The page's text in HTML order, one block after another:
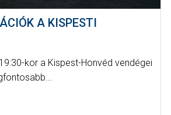
A KISPESTI
kor a Kispest-Honvéd vendégei